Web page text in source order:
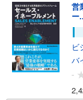
営
ー
ビ
バ
-